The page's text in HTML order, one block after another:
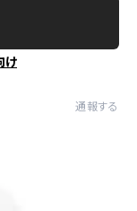
け
通報する